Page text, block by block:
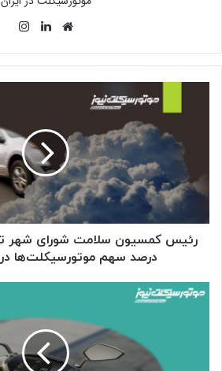
وبسایتلینکدین
تهران
اعلام
۲۱.۳
درصد
در
آلودگی
درصد سهم موتورسیکلت‌ها
طرح